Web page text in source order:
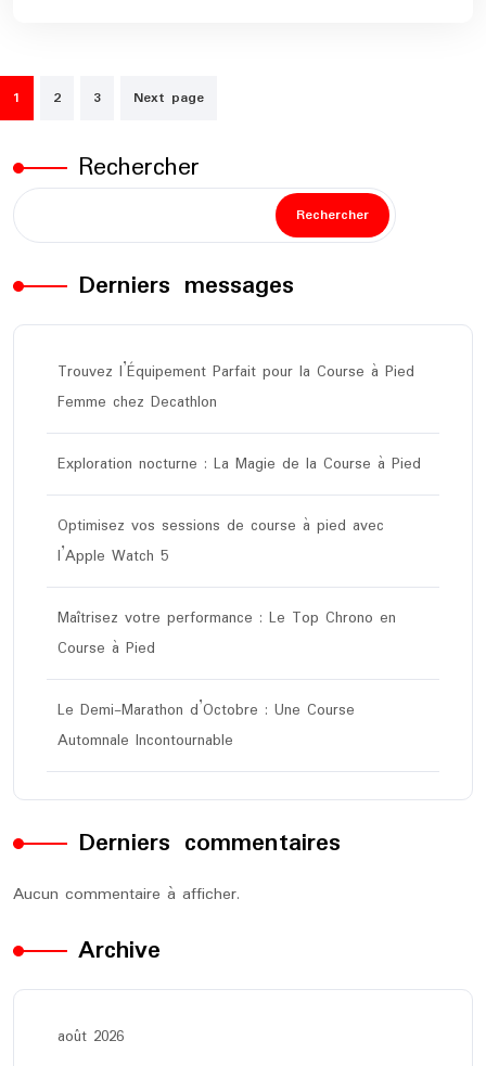
Pagination
des
publications
1 2 3 Next page
Rechercher
Rechercher
Derniers messages
Trouvez l’Équipement Parfait pour la Course à Pied
Femme chez Decathlon
Exploration nocturne : La Magie de la Course à Pied
Optimisez vos sessions de course à pied avec
l’Apple Watch 5
Maîtrisez votre performance : Le Top Chrono en
Course à Pied
Le Demi-Marathon d’Octobre : Une Course
Automnale Incontournable
Derniers commentaires
Aucun commentaire à afficher.
Archive
août 2026